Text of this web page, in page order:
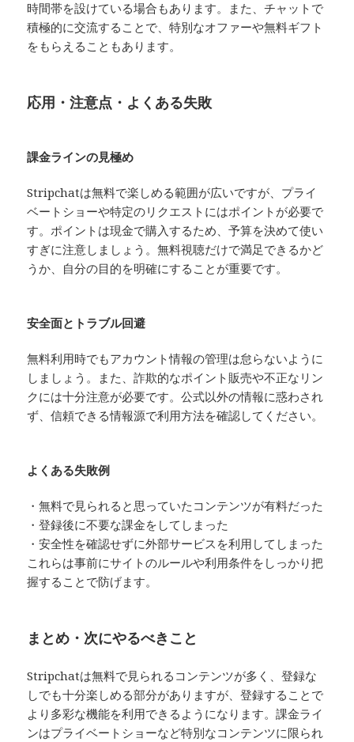
時間帯を設けている場合もあります。また、チャットで
積極的に交流することで、特別なオファーや無料ギフト
をもらえることもあります。
応用・注意点・よくある失敗
課金ラインの見極め
Stripchatは無料で楽しめる範囲が広いですが、プライ
ベートショーや特定のリクエストにはポイントが必要で
す。ポイントは現金で購入するため、予算を決めて使い
すぎに注意しましょう。無料視聴だけで満足できるかど
うか、自分の目的を明確にすることが重要です。
安全面とトラブル回避
無料利用時でもアカウント情報の管理は怠らないように
しましょう。また、詐欺的なポイント販売や不正なリン
クには十分注意が必要です。公式以外の情報に惑わされ
ず、信頼できる情報源で利用方法を確認してください。
よくある失敗例
・無料で見られると思っていたコンテンツが有料だった
・登録後に不要な課金をしてしまった
・安全性を確認せずに外部サービスを利用してしまった
これらは事前にサイトのルールや利用条件をしっかり把
握することで防げます。
まとめ・次にやるべきこと
Stripchatは無料で見られるコンテンツが多く、登録な
しでも十分楽しめる部分がありますが、登録することで
より多彩な機能を利用できるようになります。課金ライ
ンはプライベートショーなど特別なコンテンツに限られ